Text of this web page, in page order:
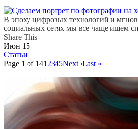
В эпоху цифровых технологий и
социальных сетях мы всё чаще ищем
Share This
Июн 15
Статьи
Page 1 of 141 2345Next ›Last »